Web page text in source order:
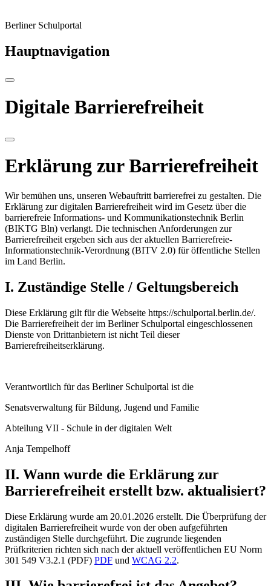
Berliner Schulportal
Hauptnavigation
Digitale Barrierefreiheit
Erklärung zur Barrierefreiheit
Wir bemühen uns, unseren Webauftritt barrierefrei zu gestalten. Die
Erklärung zur digitalen Barrierefreiheit wird im Gesetz über die
barrierefreie Informations- und Kommunikationstechnik Berlin
(BIKTG Bln) verlangt. Die technischen Anforderungen zur
Barrierefreiheit ergeben sich aus der aktuellen Barrierefreie-
Informationstechnik-Verordnung (BITV 2.0) für öffentliche Stellen
im Land Berlin.
I. Zuständige Stelle / Geltungsbereich
Diese Erklärung gilt für die Webseite https://schulportal.berlin.de/.
Die Barrierefreiheit der im Berliner Schulportal eingeschlossenen
Dienste von Drittanbietern ist nicht Teil dieser
Barrierefreiheitserklärung.
Verantwortlich für das Berliner Schulportal ist die
Senatsverwaltung für Bildung, Jugend und Familie
Abteilung VII - Schule in der digitalen Welt
Anja Tempelhoff
II. Wann wurde die Erklärung zur
Barrierefreiheit erstellt bzw. aktualisiert?
Diese Erklärung wurde am 20.01.2026 erstellt. Die Überprüfung der
digitalen Barrierefreiheit wurde von der oben aufgeführten
zuständigen Stelle durchgeführt. Die zugrunde liegenden
Prüfkriterien richten sich nach der aktuell veröffentlichen EU Norm
301 549 V3.2.1 (PDF) PDF und WCAG 2.2.